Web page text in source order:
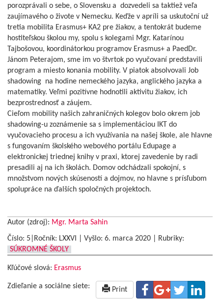
porozprávali o sebe, o Slovensku a dozvedeli sa taktiež veľa
zaujímavého o živote v Nemecku. Keďže v apríli sa uskutoční už
tretia mobilita Erasmus+ KA2 pre žiakov, a tentokrát budeme
hostiteľskou školou my, spolu s kolegami Mgr. Katarínou
Tajbošovou, koordinátorkou programov Erasmus+ a PaedDr.
Jánom Peterajom, sme im vo štvrtok po vyučovaní predstavili
program a miesto konania mobility. V piatok absolvovali Job
shadowing na hodine nemeckého jazyka, anglického jazyka a
matematiky. Veľmi pozitívne hodnotili aktivitu žiakov, ich
bezprostrednosť a záujem.
Cieľom mobility našich zahraničných kolegov bolo okrem job
shadowing-u zoznámenie sa s implementáciou IKT do
vyučovacieho procesu a ich využívania na našej škole, ale hlavne
s fungovaním školského webového portálu Edupage a
elektronickej triednej knihy v praxi, ktorej zavedenie by radi
presadili aj na ich školách. Domov odchádzali spokojní, s
množstvom nových skúseností a dojmov, no hlavne s prísľubom
spolupráce na ďalších spoločných projektoch.
Autor (zdroj): Mgr. Marta Sahin
Číslo: 5|Ročník: LXXVI | Vyšlo: 6. marca 2020
Rubriky:
SÚKROMNÉ ŠKOLY
Kľúčové slová: Erasmus
Zdieľanie a sociálne siete: Print